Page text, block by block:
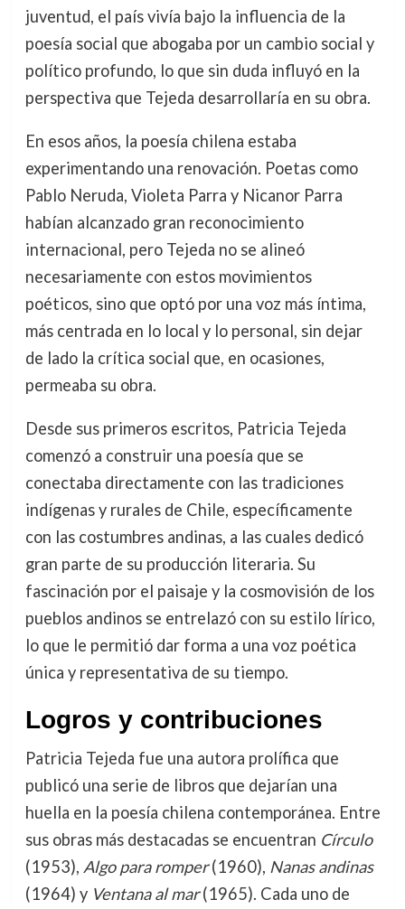
juventud, el país vivía bajo la influencia de la
poesía social que abogaba por un cambio social y
político profundo, lo que sin duda influyó en la
perspectiva que Tejeda desarrollaría en su obra.
En esos años, la poesía chilena estaba
experimentando una renovación. Poetas como
Pablo Neruda, Violeta Parra y Nicanor Parra
habían alcanzado gran reconocimiento
internacional, pero Tejeda no se alineó
necesariamente con estos movimientos
poéticos, sino que optó por una voz más íntima,
más centrada en lo local y lo personal, sin dejar
de lado la crítica social que, en ocasiones,
permeaba su obra.
Desde sus primeros escritos, Patricia Tejeda
comenzó a construir una poesía que se
conectaba directamente con las tradiciones
indígenas y rurales de Chile, específicamente
con las costumbres andinas, a las cuales dedicó
gran parte de su producción literaria. Su
fascinación por el paisaje y la cosmovisión de los
pueblos andinos se entrelazó con su estilo lírico,
lo que le permitió dar forma a una voz poética
única y representativa de su tiempo.
Logros y contribuciones
Patricia Tejeda fue una autora prolífica que
publicó una serie de libros que dejarían una
huella en la poesía chilena contemporánea. Entre
sus obras más destacadas se encuentran Círculo
(1953), Algo para romper(1960), Nanas andinas
(1964) y Ventana al mar(1965). Cada uno de